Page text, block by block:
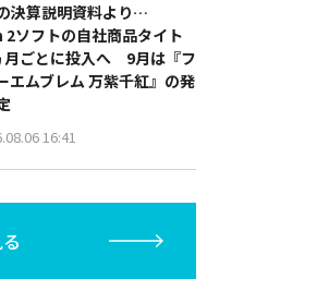
決算説明資料より…
ソフトの自社商品タイト
月ごとに投入へ 9月は『フ
エムブレム 万紫千紅』の発
16:41